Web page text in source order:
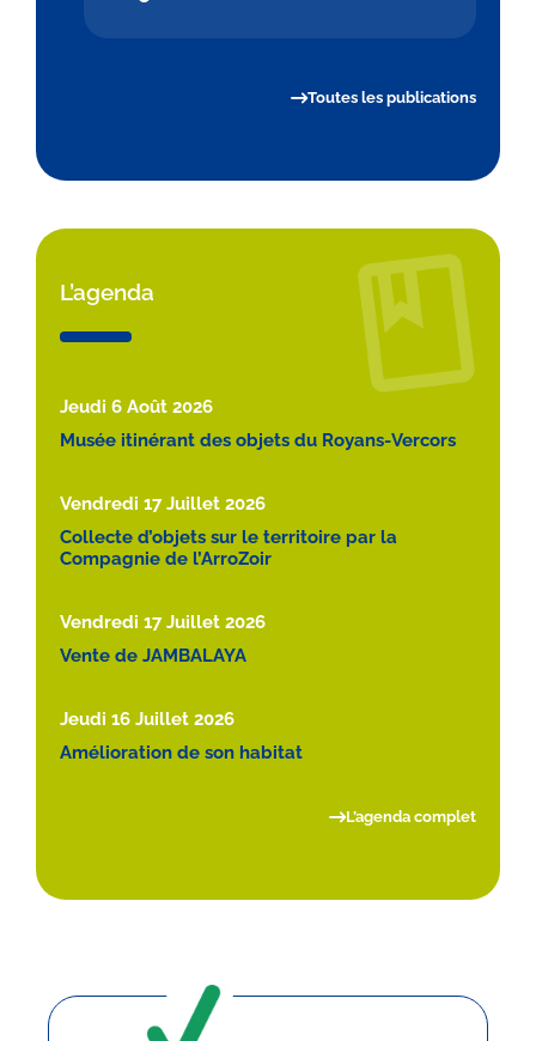
Toutes les publications
L’agenda
Jeudi 6 Août 2026
Musée itinérant des objets du Royans-Vercors
Vendredi 17 Juillet 2026
Collecte d’objets sur le territoire par la
Compagnie de l’ArroZoir
Vendredi 17 Juillet 2026
Vente de JAMBALAYA
Jeudi 16 Juillet 2026
Amélioration de son habitat
L’agenda complet